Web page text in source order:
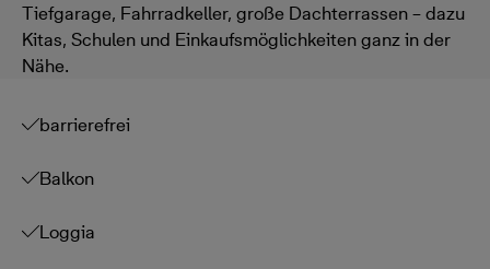
Tiefgarage, Fahrradkeller, große Dachterrassen – dazu
Kitas, Schulen und Einkaufsmöglichkeiten ganz in der
Nähe.
barrierefrei
Balkon
Loggia